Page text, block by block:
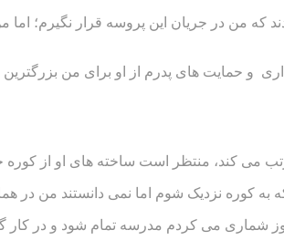
که من در جریان این پروسه قرار نگیرم؛
و حمایت های پدرم از او برای من
می کند، منتظر است ساخته های او از کوره
من در همان سن ۷ سالگی چیزهای کوچکی که می ساختم به دور از چشم همه در